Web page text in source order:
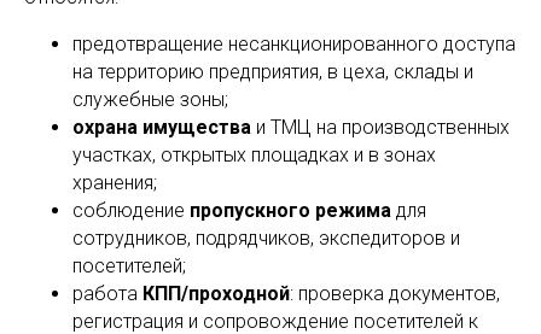
предотвращение несанкционированного доступа
на территорию предприятия, в цеха, склады и
служебные зоны;
охрана имущества и ТМЦ на производственных
участках, открытых площадках и в зонах
хранения;
соблюдение пропускного режима для
сотрудников, подрядчиков, экспедиторов и
посетителей;
работа КПП/проходной: проверка документов,
регистрация и сопровождение посетителей к